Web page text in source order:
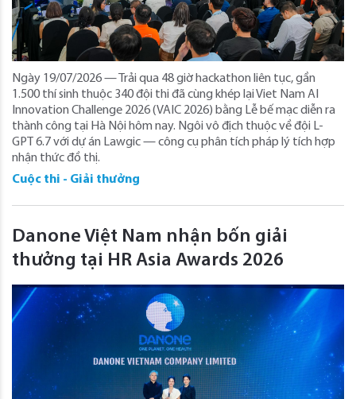
Ngày 19/07/2026 — Trải qua 48 giờ hackathon liên tục, gần
1.500 thí sinh thuộc 340 đội thi đã cùng khép lại Viet Nam AI
Innovation Challenge 2026 (VAIC 2026) bằng Lễ bế mạc diễn ra
thành công tại Hà Nội hôm nay. Ngôi vô địch thuộc về đội L-
GPT 6.7 với dự án Lawgic — công cụ phân tích pháp lý tích hợp
nhận thức đồ thị.
Cuộc thi - Giải thưởng
Danone Việt Nam nhận bốn giải
thưởng tại HR Asia Awards 2026